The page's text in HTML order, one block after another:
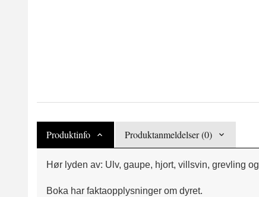
Produktinfo Produktanmeldelser (0)
Hør lyden av: Ulv, gaupe, hjort, villsvin, grevling
Boka har faktaopplysninger om dyret.